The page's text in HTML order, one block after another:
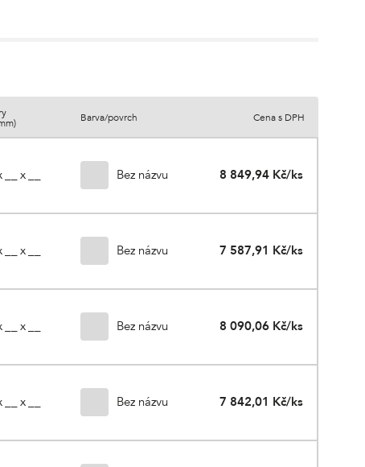
Barva/povrch Cena s DPH
__ x __ Bez názvu 8 849,94 Kč/ks
__ x __ Bez názvu 7 587,91 Kč/ks
__ x __ Bez názvu 8 090,06 Kč/ks
__ x __ Bez názvu 7 842,01 Kč/ks